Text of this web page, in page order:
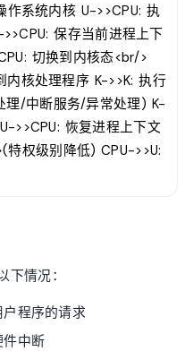
系统内核 U->>CPU: 执
保存当前进程上下
切换到内核态<br/>
核处理程序 K->>K: 执行
理/中断服务/异常处理) K-
>>CPU: 恢复进程上下文
特权级别降低) CPU->>U:
情况：
程序的请求
件中断